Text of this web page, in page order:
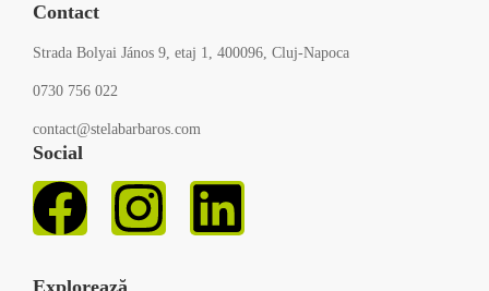
Contact
Strada Bolyai János 9, etaj 1, 400096, Cluj-Napoca
0730 756 022
contact@stelabarbaros.com
Social
Explorează